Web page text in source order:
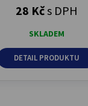
28 Kčs DPH
SKLADEM
DETAIL PRODUKTU